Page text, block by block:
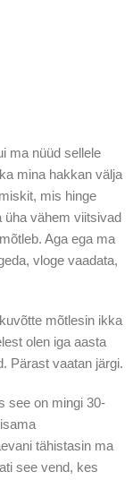
ma nüüd sellele
mina hakkan välja
mis hinge
üha vähem viitsivad
Aga ega ma
vloge vaadata,
mõtlesin ikka
olen iga aasta
Pärast vaatan järgi.
see on mingi 30-
tähistasin ma
see vend, kes